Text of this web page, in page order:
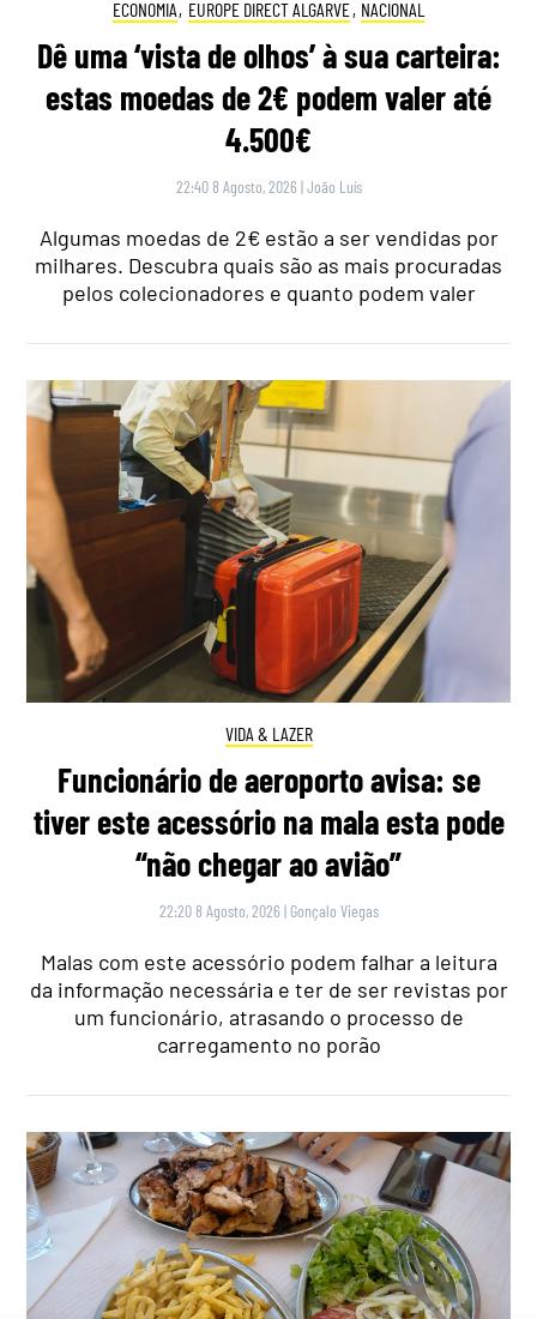
ECONOMIA, EUROPE DIRECT ALGARVE, NACIONAL
Dê uma ‘vista de olhos’ à sua carteira:
estas moedas de 2€ podem valer até
4.500€
22:40 8 Agosto, 2026 |João Luís
Algumas moedas de 2€ estão a ser vendidas por
milhares. Descubra quais são as mais procuradas
pelos colecionadores e quanto podem valer
VIDA & LAZER
Funcionário de aeroporto avisa: se
tiver este acessório na mala esta pode
“não chegar ao avião”
22:20 8 Agosto, 2026 | Gonçalo Viegas
Malas com este acessório podem falhar a leitura
da informação necessária e ter de ser revistas por
um funcionário, atrasando o processo de
carregamento no porão